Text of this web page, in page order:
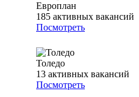
Европлан
185 активных вакансий
Посмотреть
Толедо
13 активных вакансий
Посмотреть